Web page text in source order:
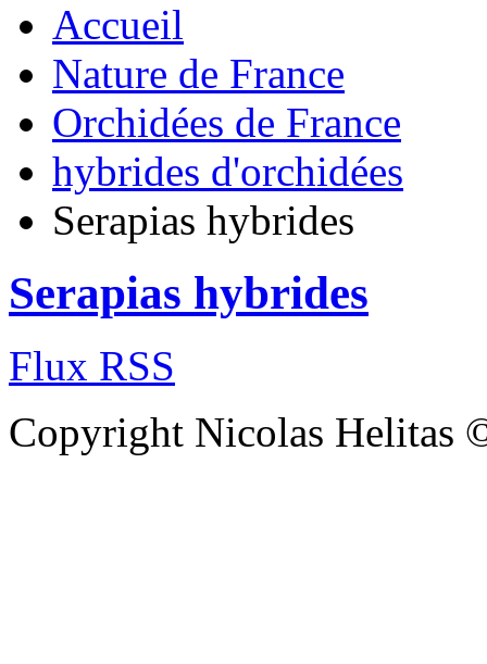
Accueil
Nature de France
Orchidées de France
hybrides d'orchidées
Serapias hybrides
Serapias hybrides
Flux RSS
Copyright Nicolas Helitas